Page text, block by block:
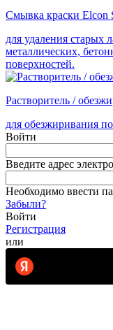
Смывка краски Elcon
для удаления старых
металлических,
поверхностей.
Растворитель /
для обезжиривания
Войти
Введите адрес
Необходимо ввести
Забыли?
Войти
Регистрация
или